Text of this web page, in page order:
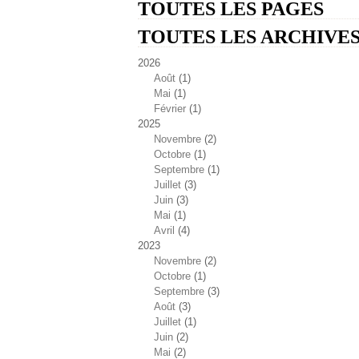
TOUTES LES PAGES
TOUTES LES
2026
Août (1)
Mai (1)
Février (1)
2025
Novembre (2)
Octobre (1)
Septembre (1)
Juillet (3)
Juin (3)
Mai (1)
Avril (4)
2023
Novembre (2)
Octobre (1)
Septembre (3)
Août (3)
Juillet (1)
Juin (2)
Mai (2)